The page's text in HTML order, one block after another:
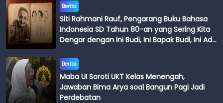
Berita
Siti Rahmani Rauf, Pengarang Buku Bahasa
Indonesia SD Tahun 80-an yang Sering Kita
Dengar dengan Ini Budi, Ini Bapak Budi, Ini Adik
Berita
Maba UI Soroti UKT Kelas Menengah,
Jawaban Bima Arya soal Bangun Pagi Jadi
Perdebatan